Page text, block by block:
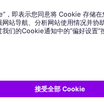
Siemens AG 授權的商標。